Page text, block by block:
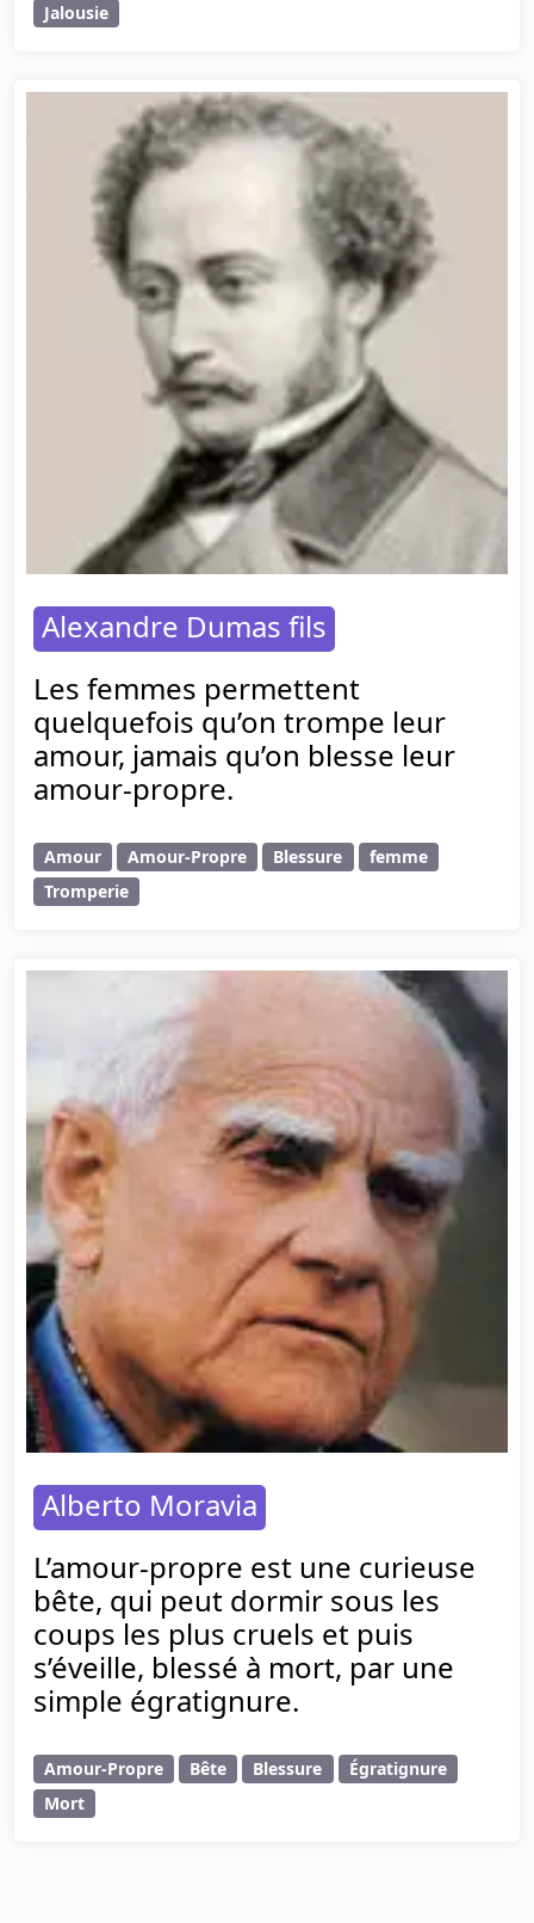
Jalousie
Alexandre Dumas fils
Les femmes permettent
quelquefois qu’on trompe leur
amour, jamais qu’on blesse leur
amour-propre.
Amour Amour-Propre Blessure
femme
Tromperie
Alberto Moravia
L’amour-propre est une curieuse
bête, qui peut dormir sous les
coups les plus cruels et puis
s’éveille, blessé à mort, par une
simple égratignure.
Amour-Propre Bête Blessure
Égratignure
Mort